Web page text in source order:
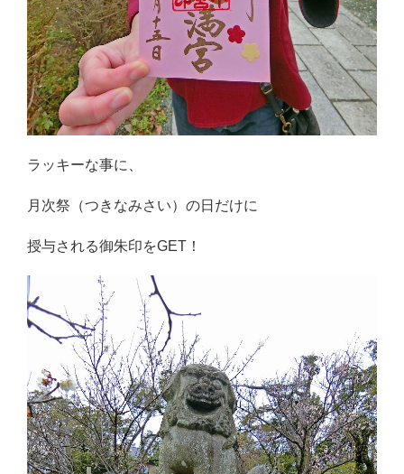
ラッキーな事に、
月次祭（つきなみさい）の日だけに
授与される御朱印をGET！